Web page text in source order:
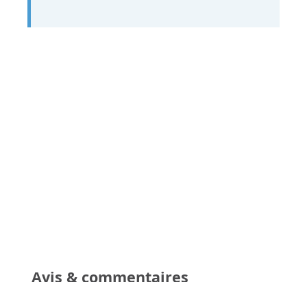
Avis & commentaires